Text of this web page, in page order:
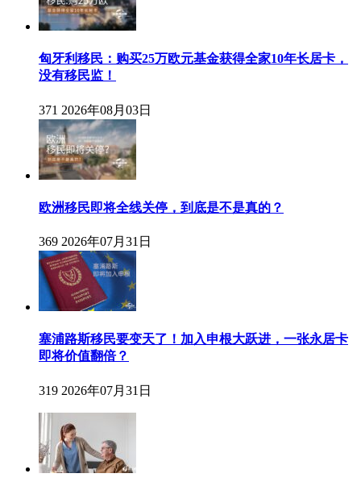
匈牙利移民：购买25万欧元基金获得全家10年长居卡，
没有移民监！
371 2026年08月03日
欧洲移民即将全线关停，到底是不是真的？
369 2026年07月31日
塞浦路斯移民要变天了！加入申根大跃进，一张永居卡
即将价值翻倍？
319 2026年07月31日